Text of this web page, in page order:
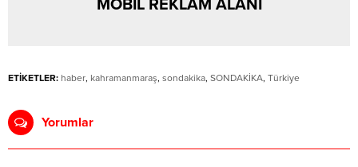
MOBİL REKLAM ALANI
ETİKETLER: haber, kahramanmaraş, sondakika, SONDAKİKA, Türkiye
Yorumlar